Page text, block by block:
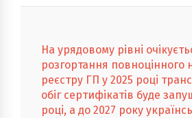
На урядовому рівні
розгортання повноцінного
реєстру ГП у 2025 році
обіг сертифікатів буде
році, а до 2027 року